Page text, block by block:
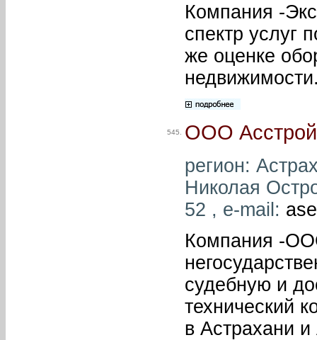
Компания -
спектр услуг
же оценке
545. ООО
регион:
Николая
52 , e-mail:
Компания -
судебную и
технический
в Астрахани